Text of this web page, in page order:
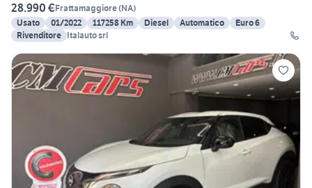
28.990 €Frattamaggiore(NA)
Usato
01/2022 117258 Km Diesel Automatico
Euro 6
Rivenditore Italauto srl